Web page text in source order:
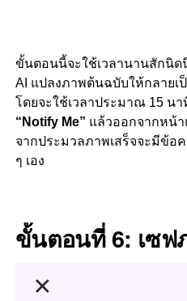
ขั้นตอนนี้จะใช้เวลานานสักนิด
AI แปลงภาพต้นฉบับให้กลายเ
โดยจะใช้เวลาประมาณ 15 น
“Notify Me” แล้วออกจากหน้า
จากประมวลภาพเสร็จจะมีข้อ
ๆ เอง
ขั้นตอนที่ 6: เซฟ